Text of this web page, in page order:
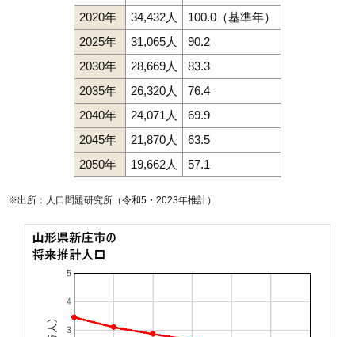
2020年 34,432人
100.0（基準年）
2025年
31,065人
90.2
2030年
28,669人
83.3
2035年
26,320人
76.4
2040年
24,071人
69.9
2045年
21,870人
63.5
2050年
19,662人 57.1
※出所：人口問題研究所（令和5・2023年推計）